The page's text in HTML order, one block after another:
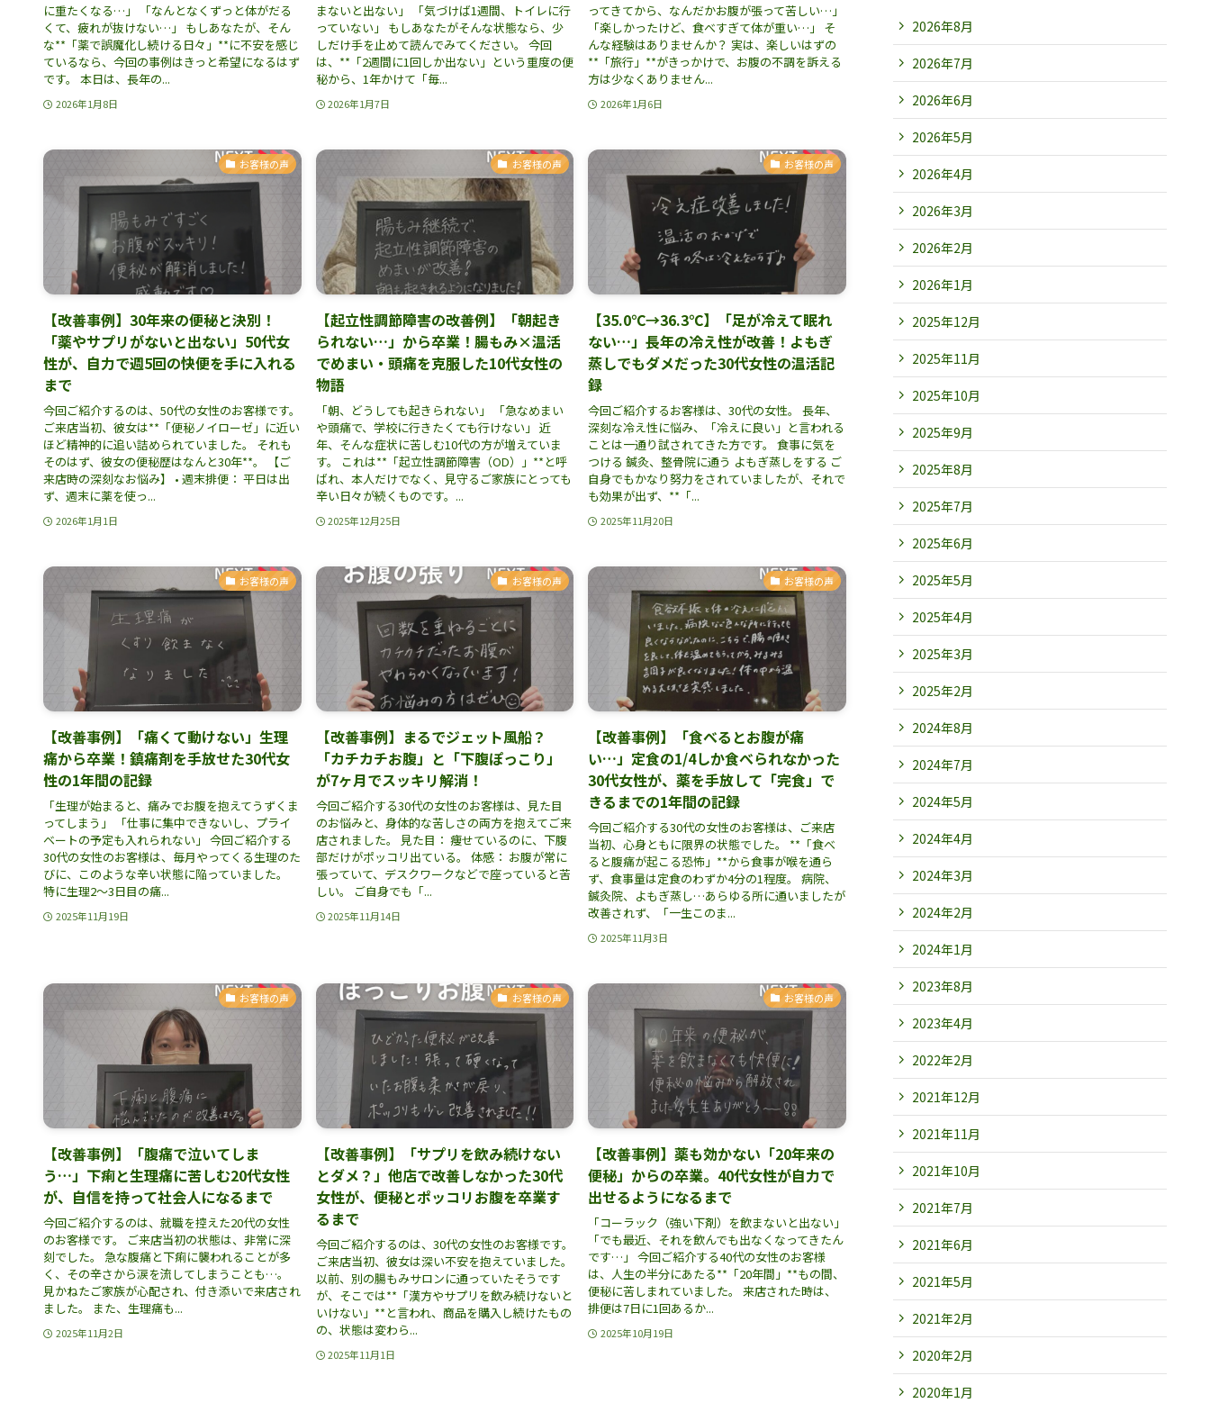
に重たくなる…」 「なんとなくずっと体がだる
くて、疲れが抜けない…」 もしあなたが、そん
な**「薬で誤魔化し続ける日々」**に不安を感じ
ているなら、今回の事例はきっと希望になるはず
です。 本日は、長年の...
2026年1月8日
まないと出ない」 「気づけば1週間、トイレに行
っていない」 もしあなたがそんな状態なら、少
しだけ手を止めて読んでみてください。 今回
は、**「2週間に1回しか出ない」という重度の便
秘から、1年かけて「毎...
2026年1月7日
ってきてから、なんだかお腹が張って苦しい…」
「楽しかったけど、食べすぎて体が重い…」 そ
んな経験はありませんか？ 実は、楽しいはずの
**「旅行」**がきっかけで、お腹の不調を訴える
方は少なくありません...
2026年1月6日
お客様の声
【改善事例】30年来の便秘と決別！
「薬やサプリがないと出ない」50代女
性が、自力で週5回の快便を手に入れる
まで
今回ご紹介するのは、50代の女性のお客様です。
ご来店当初、彼女は**「便秘ノイローゼ」に近い
ほど精神的に追い詰められていました。 それも
そのはず、彼女の便秘歴はなんと30年**。 【ご
来店時の深刻なお悩み】 • 週末排便： 平日は出
ず、週末に薬を使っ...
2026年1月1日
お客様の声
【起立性調節障害の改善例】「朝起き
られない…」から卒業！腸もみ×温活
でめまい・頭痛を克服した10代女性の
物語
「朝、どうしても起きられない」 「急なめまい
や頭痛で、学校に行きたくても行けない」 近
年、そんな症状に苦しむ10代の方が増えていま
す。 これは**「起立性調節障害（OD）」**と呼
ばれ、本人だけでなく、見守るご家族にとっても
辛い日々が続くものです。...
2025年12月25日
お客様の声
【35.0℃→36.3℃】「足が冷えて眠れ
ない…」長年の冷え性が改善！よもぎ
蒸しでもダメだった30代女性の温活記
録
今回ご紹介するお客様は、30代の女性。 長年、
深刻な冷え性に悩み、「冷えに良い」と言われる
ことは一通り試されてきた方です。 食事に気を
つける 鍼灸、整骨院に通う よもぎ蒸しをする ご
自身でもかなり努力をされていましたが、それで
も効果が出ず、**「...
2025年11月20日
お客様の声
【改善事例】「痛くて動けない」生理
痛から卒業！鎮痛剤を手放せた30代女
性の1年間の記録
「生理が始まると、痛みでお腹を抱えてうずくま
ってしまう」 「仕事に集中できないし、プライ
ベートの予定も入れられない」 今回ご紹介する
30代の女性のお客様は、毎月やってくる生理のた
びに、このような辛い状態に陥っていました。
特に生理2〜3日目の痛...
2025年11月19日
お客様の声
【改善事例】まるでジェット風船？
「カチカチお腹」と「下腹ぽっこり」
が7ヶ月でスッキリ解消！
今回ご紹介する30代の女性のお客様は、見た目
のお悩みと、身体的な苦しさの両方を抱えてご来
店されました。 見た目： 痩せているのに、下腹
部だけがポッコリ出ている。 体感： お腹が常に
張っていて、デスクワークなどで座っていると苦
しい。 ご自身でも「...
2025年11月14日
お客様の声
【改善事例】「食べるとお腹が痛
い…」定食の1/4しか食べられなかった
30代女性が、薬を手放して「完食」で
きるまでの1年間の記録
今回ご紹介する30代の女性のお客様は、ご来店
当初、心身ともに限界の状態でした。 **「食べ
ると腹痛が起こる恐怖」**から食事が喉を通ら
ず、食事量は定食のわずか4分の1程度。 病院、
鍼灸院、よもぎ蒸し…あらゆる所に通いましたが
改善されず、「一生このま...
2025年11月3日
お客様の声
【改善事例】「腹痛で泣いてしま
う…」下痢と生理痛に苦しむ20代女性
が、自信を持って社会人になるまで
今回ご紹介するのは、就職を控えた20代の女性
のお客様です。 ご来店当初の状態は、非常に深
刻でした。 急な腹痛と下痢に襲われることが多
く、その辛さから涙を流してしまうことも…。
見かねたご家族が心配され、付き添いで来店され
ました。 また、生理痛も...
2025年11月2日
お客様の声
【改善事例】「サプリを飲み続けない
とダメ？」他店で改善しなかった30代
女性が、便秘とポッコリお腹を卒業す
るまで
今回ご紹介するのは、30代の女性のお客様です。
ご来店当初、彼女は深い不安を抱えていました。
以前、別の腸もみサロンに通っていたそうです
が、そこでは**「漢方やサプリを飲み続けないと
いけない」**と言われ、商品を購入し続けたもの
の、状態は変わら...
2025年11月1日
お客様の声
【改善事例】薬も効かない「20年来の
便秘」からの卒業。40代女性が自力で
出せるようになるまで
「コーラック（強い下剤）を飲まないと出ない」
「でも最近、それを飲んでも出なくなってきたん
です…」 今回ご紹介する40代の女性のお客様
は、人生の半分にあたる**「20年間」**もの間、
便秘に苦しまれていました。 来店された時は、
排便は7日に1回あるか...
2025年10月19日
2026年8月
2026年7月
2026年6月
2026年5月
2026年4月
2026年3月
2026年2月
2026年1月
2025年12月
2025年11月
2025年10月
2025年9月
2025年8月
2025年7月
2025年6月
2025年5月
2025年4月
2025年3月
2025年2月
2024年8月
2024年7月
2024年5月
2024年4月
2024年3月
2024年2月
2024年1月
2023年8月
2023年4月
2022年2月
2021年12月
2021年11月
2021年10月
2021年7月
2021年6月
2021年5月
2021年2月
2020年2月
2020年1月